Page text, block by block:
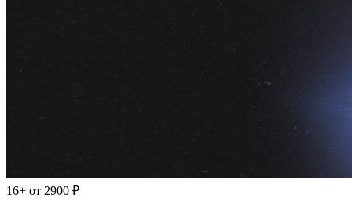
16+ от 2900 ₽